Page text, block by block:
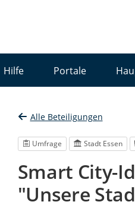
Hilfe Portale
Alle Beteiligungen
Umfrage Stadt Essen
Smart City-
"Unsere